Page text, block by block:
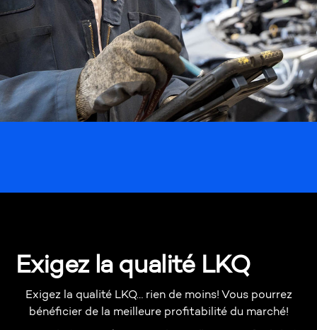
Exigez la qualité LKQ
Exigez la qualité LKQ… rien de moins! Vous pourrez
bénéficier de la meilleure profitabilité du marché!